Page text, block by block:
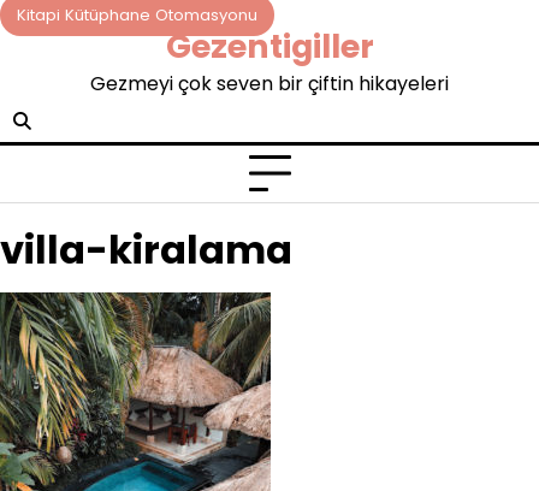
Skip
to
Kitapi Kütüphane Otomasyonu
Gezentigiller
Gezmeyi çok seven bir çiftin hikayeleri
villa-kiralama